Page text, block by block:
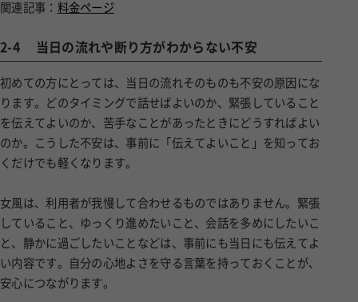
関連記事： 料金ページ
2-4 当日の流れや断り方がわからない不安
初めての方にとっては、当日の流れそのものも不安の原因にな
ります。どのタイミングで話せばよいのか、緊張していること
を伝えてよいのか、苦手なことがあったときにどうすればよい
のか。こうした不安は、事前に「伝えてよいこと」を知ってお
くだけでも軽くなります。
女風は、利用者が我慢して合わせるものではありません。緊張
していること、ゆっくり進めたいこと、会話を多めにしたいこ
と、静かに過ごしたいことなどは、事前にも当日にも伝えてよ
い内容です。自分の心地よさを守る言葉を持っておくことが、
安心につながります。